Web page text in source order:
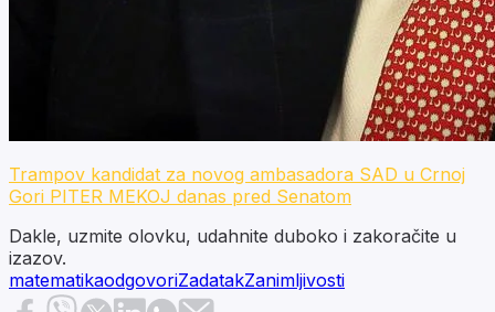
Trampov kandidat za novog ambasadora SAD u Crnoj
Gori PITER MEKOJ danas pred Senatom
Dakle, uzmite olovku, udahnite duboko i zakoračite u
izazov.
matematikaodgovoriZadatakZanimljivosti